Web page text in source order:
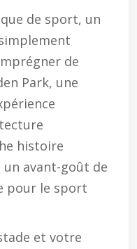
de sport, un
de
Park, une
histoire
avant-goût de
pour le sport
et votre